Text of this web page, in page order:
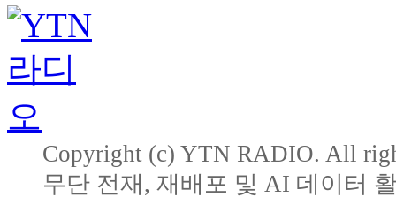
Copyright (c) YTN RADIO. All
무단 전재, 재배포 및 AI 데이터